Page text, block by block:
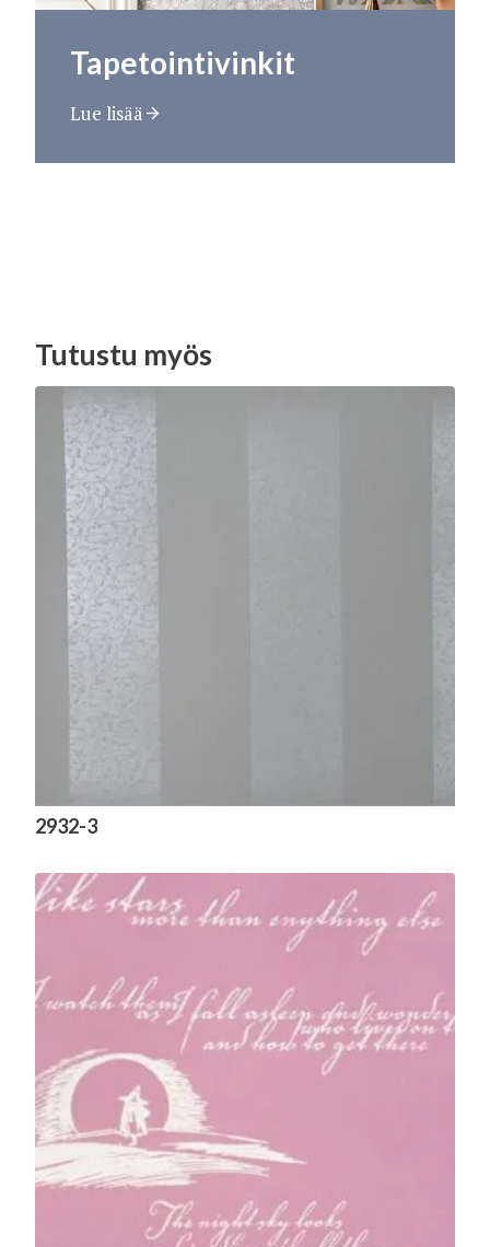
Tapetointivinkit
Lue lisää
Tutustu myös
2932-3